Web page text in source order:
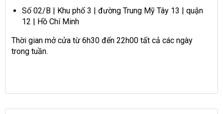
Số 02/B | Khu phố 3 | đường Trung Mỹ Tây 13 | quận
12 | Hồ Chí Minh
Thời gian mở cửa từ 6h30 đến 22h00 tất cả các ngày
trong tuần.